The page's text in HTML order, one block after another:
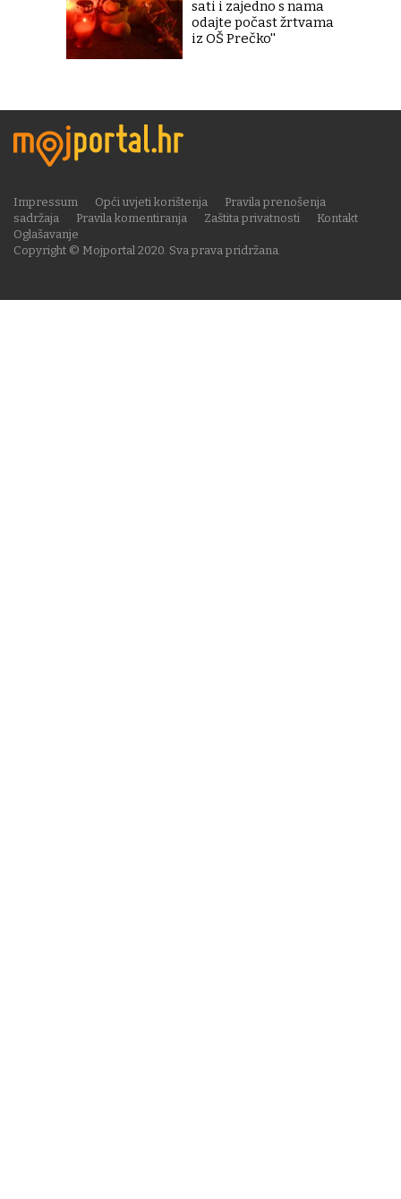
sati i zajedno s nama
odajte počast žrtvama
iz OŠ Prečko''
Copyright © Mojportal 2020. Sva prava pridržana.
Impressum Opći uvjeti korištenja
Pravila prenošenja
sadržaja
Pravila komentiranja Zaštita privatnosti
Kontakt
Oglašavanje